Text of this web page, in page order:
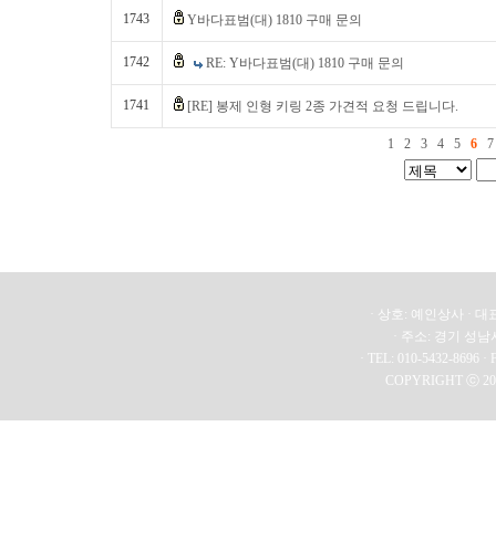
1743 Y바다표범(대) 1810 구매 문의
1742 RE: Y바다표범(대) 1810 구매 문의
1741 [RE] 봉제 인형 키링 2종 가견적 요청 드립니다.
1 2 3 4 5 6 7
· 상호: 예인상사 ·
· 주소: 경기 성
· TEL: 010-5432-8696
COPYRIGHT ⓒ